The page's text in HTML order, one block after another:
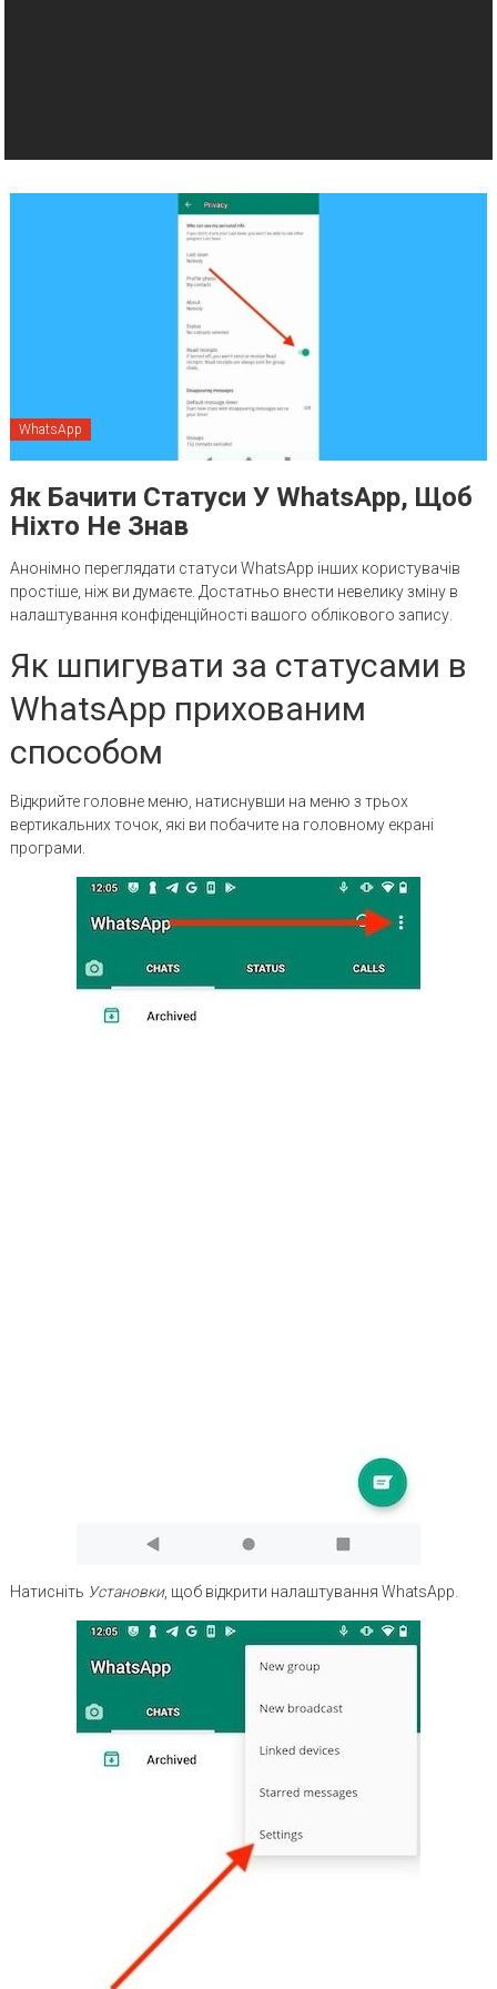
WhatsApp
Як Бачити Статуси У WhatsApp, Щоб
Ніхто Не Знав
Анонімно переглядати статуси WhatsApp інших користувачів
простіше, ніж ви думаєте. Достатньо внести невелику зміну в
налаштування конфіденційності вашого облікового запису.
Як шпигувати за статусами в
WhatsApp прихованим
способом
Відкрийте головне меню, натиснувши на меню з трьох
вертикальних точок, які ви побачите на головному екрані
програми.
Натисніть Установки, щоб відкрити налаштування WhatsApp.